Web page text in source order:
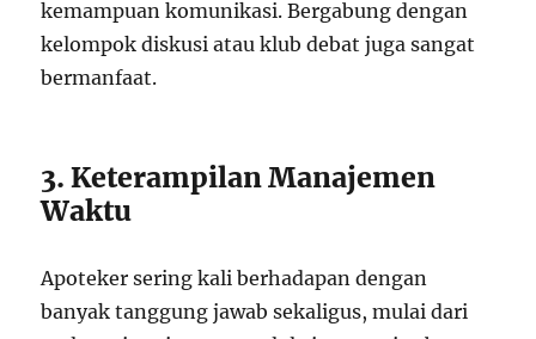
kemampuan komunikasi. Bergabung dengan
kelompok diskusi atau klub debat juga sangat
bermanfaat.
3. Keterampilan Manajemen
Waktu
Apoteker sering kali berhadapan dengan
banyak tanggung jawab sekaligus, mulai dari